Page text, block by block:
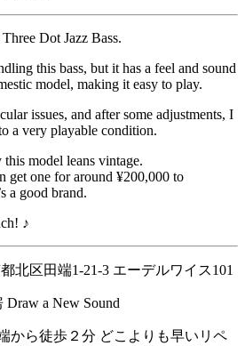
Dot Jazz Bass.
this bass, but it has a feel and sound
model, making it easy to play.
issues, and after some adjustments, I
a very playable condition.
this model leans vintage.
get one for around ¥200,000 to
a good brand.
♪
北区田端1-21-3 エーデルワイス101
a New Sound
から徒歩２分 どこよりも早いリペ